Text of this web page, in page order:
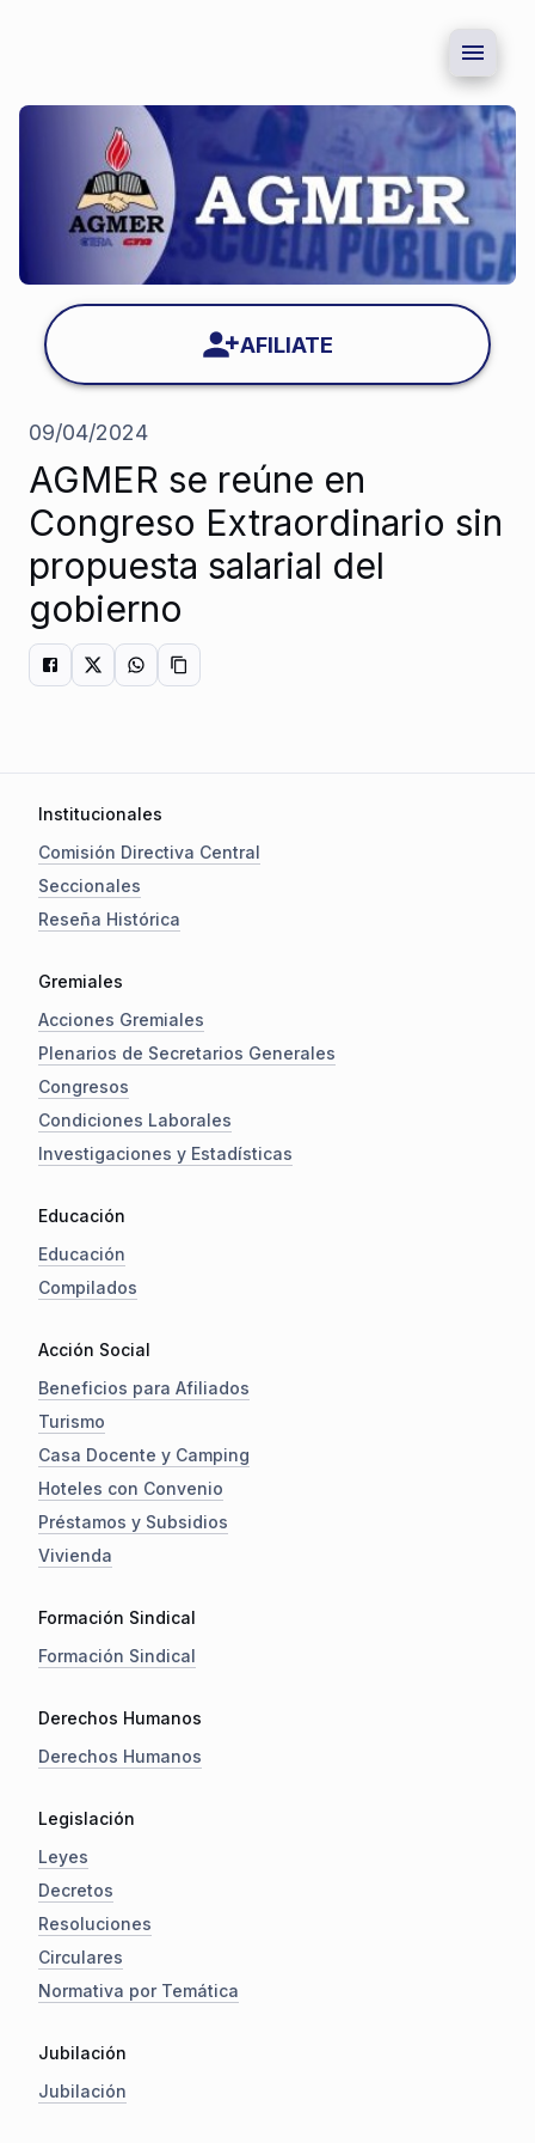
AFILIATE
09/04/2024
AGMER se reúne en
Congreso Extraordinario sin
propuesta salarial del
gobierno
Institucionales
Comisión Directiva Central
Seccionales
Reseña Histórica
Gremiales
Acciones Gremiales
Plenarios de Secretarios Generales
Congresos
Condiciones Laborales
Investigaciones y Estadísticas
Educación
Educación
Compilados
Acción Social
Beneficios para Afiliados
Turismo
Casa Docente y Camping
Hoteles con Convenio
Préstamos y Subsidios
Vivienda
Formación Sindical
Formación Sindical
Derechos Humanos
Derechos Humanos
Legislación
Leyes
Decretos
Resoluciones
Circulares
Normativa por Temática
Jubilación
Jubilación